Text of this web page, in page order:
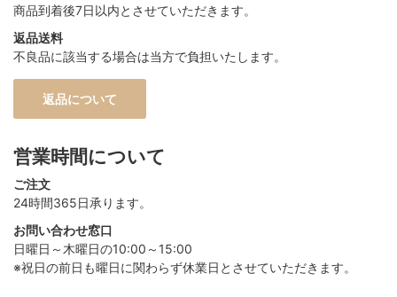
商品到着後7日以内とさせていただきます。
返品送料
不良品に該当する場合は当方で負担いたします。
返品について
営業時間について
ご注文
24時間365日承ります。
お問い合わせ窓口
日曜日～木曜日の10:00～15:00
※祝日の前日も曜日に関わらず休業日とさせていただきます。